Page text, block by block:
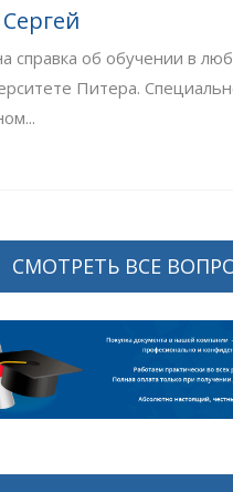
Сергей
справка об обучении в
Питера.
СМОТРЕТЬ ВСЕ